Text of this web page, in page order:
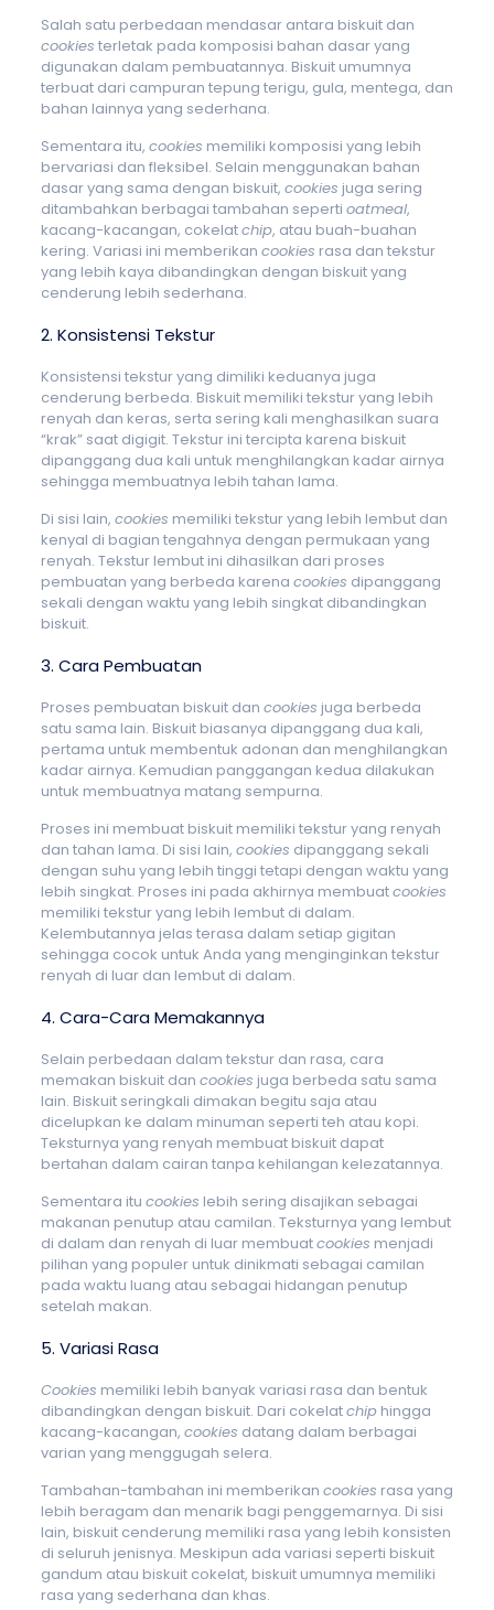
Salah satu perbedaan mendasar antara biskuit dan
cookies terletak pada komposisi bahan dasar yang
digunakan dalam pembuatannya. Biskuit umumnya
terbuat dari campuran tepung terigu, gula, mentega, dan
bahan lainnya yang sederhana.
Sementara itu, cookies memiliki komposisi yang lebih
bervariasi dan fleksibel. Selain menggunakan bahan
dasar yang sama dengan biskuit, cookies juga sering
ditambahkan berbagai tambahan seperti oatmeal,
kacang-kacangan, cokelatchip, atau buah-buahan
kering. Variasi ini memberikan cookies rasa dan tekstur
yang lebih kaya dibandingkan dengan biskuit yang
cenderung lebih sederhana.
2. Konsistensi Tekstur
Konsistensi tekstur yang dimiliki keduanya juga
cenderung berbeda. Biskuit memiliki tekstur yang lebih
renyah dan keras, serta sering kali menghasilkan suara
“krak” saat digigit. Tekstur ini tercipta karena biskuit
dipanggang dua kali untuk menghilangkan kadar airnya
sehingga membuatnya lebih tahan lama.
Di sisi lain, cookies memiliki tekstur yang lebih lembut dan
kenyal di bagian tengahnya dengan permukaan yang
renyah. Tekstur lembut ini dihasilkan dari proses
pembuatan yang berbeda karena cookies dipanggang
sekali dengan waktu yang lebih singkat dibandingkan
biskuit.
3. Cara Pembuatan
Proses pembuatan biskuit dan cookies juga berbeda
satu sama lain. Biskuit biasanya dipanggang dua kali,
pertama untuk membentuk adonan dan menghilangkan
kadar airnya. Kemudian panggangan kedua dilakukan
untuk membuatnya matang sempurna.
Proses ini membuat biskuit memiliki tekstur yang renyah
dan tahan lama. Di sisi lain, cookies dipanggang sekali
dengan suhu yang lebih tinggi tetapi dengan waktu yang
lebih singkat. Proses ini pada akhirnya membuatcookies
memiliki tekstur yang lebih lembut di dalam.
Kelembutannya jelas terasa dalam setiap gigitan
sehingga cocok untuk Anda yang menginginkan tekstur
renyah di luar dan lembut di dalam.
4. Cara-Cara Memakannya
Selain perbedaan dalam tekstur dan rasa, cara
memakan biskuit dan cookies juga berbeda satu sama
lain. Biskuit seringkali dimakan begitu saja atau
dicelupkan ke dalam minuman seperti teh atau kopi.
Teksturnya yang renyah membuat biskuit dapat
bertahan dalam cairan tanpa kehilangan kelezatannya.
Sementara itu cookies lebih sering disajikan sebagai
makanan penutup atau camilan. Teksturnya yang lembut
di dalam dan renyah di luar membuatcookies menjadi
pilihan yang populer untuk dinikmati sebagai camilan
pada waktu luang atau sebagai hidangan penutup
setelah makan.
5. Variasi Rasa
Cookies memiliki lebih banyak variasi rasa dan bentuk
dibandingkan dengan biskuit. Dari cokelatchiphingga
kacang-kacangan, cookies datang dalam berbagai
varian yang menggugah selera.
Tambahan-tambahan ini memberikan cookies rasa yang
lebih beragam dan menarik bagi penggemarnya. Di sisi
lain, biskuit cenderung memiliki rasa yang lebih konsisten
di seluruh jenisnya. Meskipun ada variasi seperti biskuit
gandum atau biskuit cokelat, biskuit umumnya memiliki
rasa yang sederhana dan khas.